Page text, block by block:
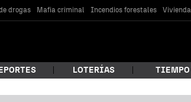
drogas Mafia criminal Incendios forestales Vivienda
LOTERÍAS TIEMPO